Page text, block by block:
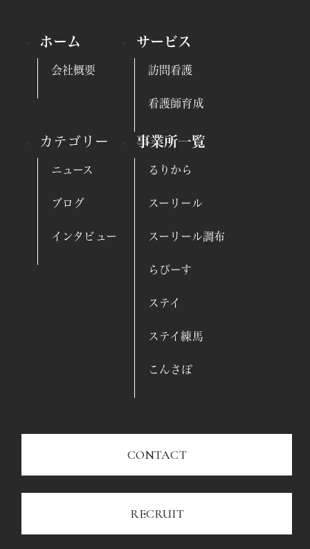
ホーム
会社概要
サービス
訪問看護
看護師育成
カテゴリー
ニュース
ブログ
インタビュー
事業所一覧
るりから
スーリール
スーリール調布
らぴーす
ステイ
ステイ練馬
こんさぽ
CONTACT
RECRUIT